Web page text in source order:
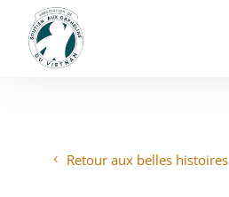
Retour aux belles histoires